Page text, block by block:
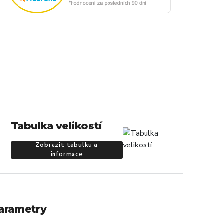
Tabulka velikostí
Zobrazit tabulku a
informace